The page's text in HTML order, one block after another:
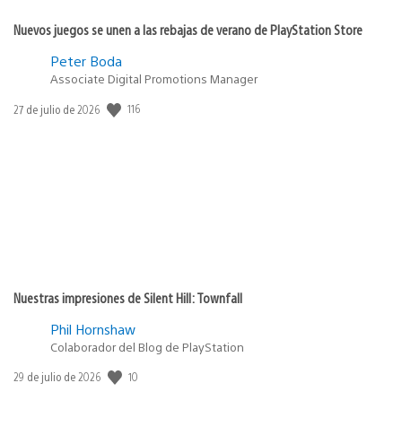
Nuevos juegos se unen a las rebajas de verano de PlayStation Store
Peter Boda
Associate Digital Promotions Manager
Fecha
27 de julio de 2026 116
Nuestras impresiones de Silent Hill: Townfall
Phil Hornshaw
Colaborador del Blog de PlayStation
Fecha
29 de julio de 2026 10